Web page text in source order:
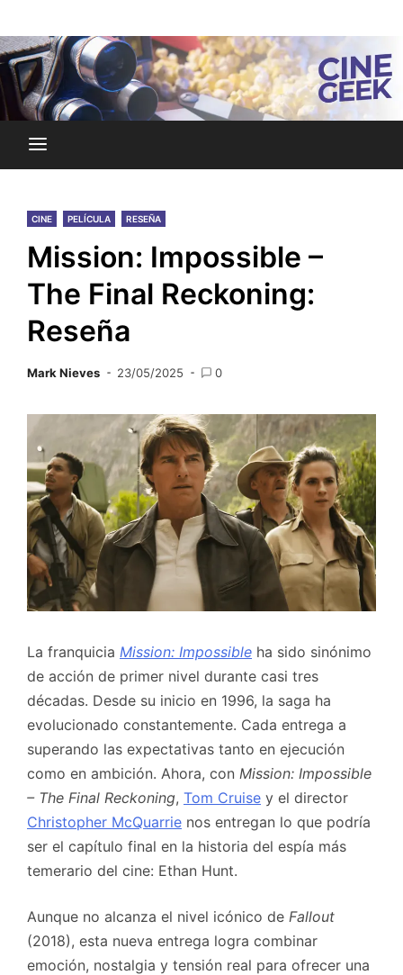
to
contentCine Geek
CINE PELÍCULA RESEÑA
Mission: Impossible –
The Final Reckoning:
Reseña
Mark Nieves 23/05/2025 0
La franquicia Mission: Impossible ha sido sinónimo
de acción de primer nivel durante casi tres
décadas. Desde su inicio en 1996, la saga ha
evolucionado constantemente. Cada entrega a
superando las expectativas tanto en ejecución
como en ambición. Ahora, con Mission: Impossible
– The Final Reckoning, Tom Cruise y el director
Christopher McQuarrie nos entregan lo que podría
ser el capítulo final en la historia del espía más
temerario del cine: Ethan Hunt.
Aunque no alcanza el nivel icónico de Fallout
(2018), esta nueva entrega logra combinar
emoción, nostalgia y tensión real para ofrecer una